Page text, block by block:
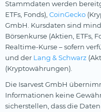
Stammdaten werden
ETFs, Fonds), CoinGecko
GmbH. Kursdaten sind
Börsenkurse (Aktien, ETFs,
Realtime-Kurse – sofern
und der Lang & Schwarz
(Kryptowährungen).
Die Isarvest GmbH
Informationen keine
sicherstellen, dass die